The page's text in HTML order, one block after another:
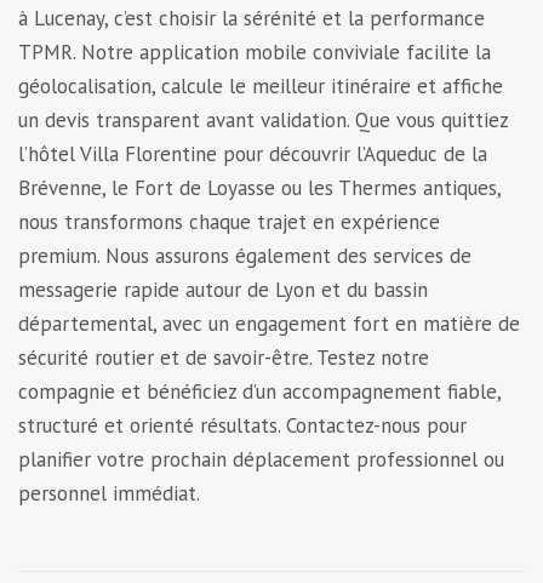
à Lucenay, c’est choisir la sérénité et la performance
TPMR. Notre application mobile conviviale facilite la
géolocalisation, calcule le meilleur itinéraire et affiche
un devis transparent avant validation. Que vous quittiez
l’hôtel Villa Florentine pour découvrir l’Aqueduc de la
Brévenne, le Fort de Loyasse ou les Thermes antiques,
nous transformons chaque trajet en expérience
premium. Nous assurons également des services de
messagerie rapide autour de Lyon et du bassin
départemental, avec un engagement fort en matière de
sécurité routier et de savoir-être. Testez notre
compagnie et bénéficiez d’un accompagnement fiable,
structuré et orienté résultats. Contactez-nous pour
planifier votre prochain déplacement professionnel ou
personnel immédiat.